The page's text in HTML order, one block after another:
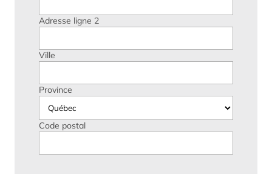
Adresse ligne 2
Ville
Province
Code postal